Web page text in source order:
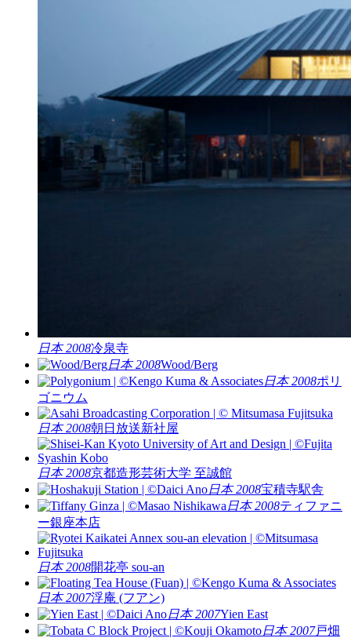
日本 2008冷泉寺
日本 2008Wood/Berg
日本 2008ポリ
ゴニウム
日本 2008朝日放送新社屋
日本 2008京都造形芸術大学 至誠館
日本 2008宝積寺駅舎
日本 2008ティファニ
ー銀座本店
日本 2008開花亭 sou-an
日本 2007浮庵 (フアン)
日本 2007Yien East
日本 2007戸畑